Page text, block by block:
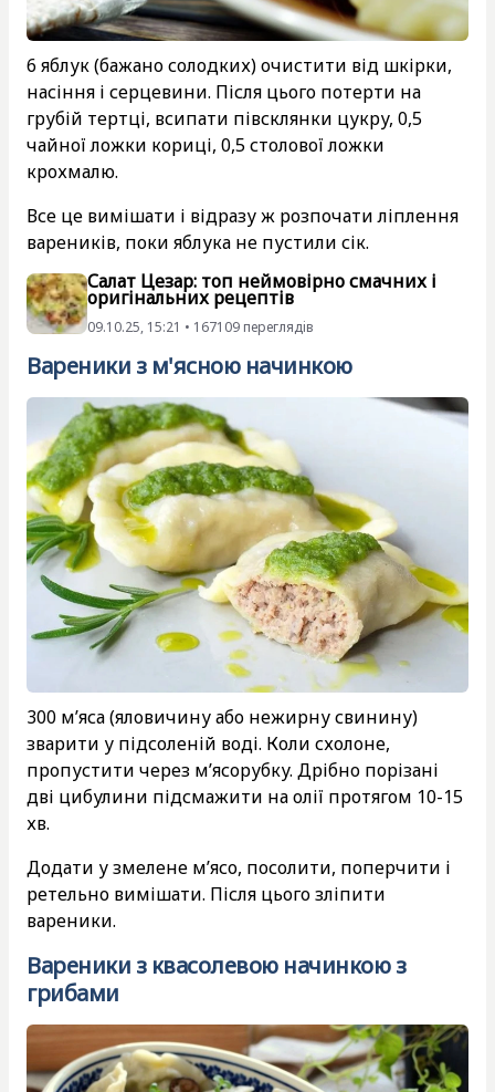
6 яблук (бажано солодких) очистити від шкірки,
насіння і серцевини. Після цього потерти на
грубій тертці, всипати півсклянки цукру, 0,5
чайної ложки кориці, 0,5 столової ложки
крохмалю.
Все це вимішати і відразу ж розпочати ліплення
вареників, поки яблука не пустили сік.
Салат Цезар: топ неймовірно смачних і
оригінальних рецептів
09.10.25, 15:21 • 167109 переглядiв
Вареники з м'ясною начинкою
300 м’яса (яловичину або нежирну свинину)
зварити у підсоленій воді. Коли схолоне,
пропустити через м’ясорубку. Дрібно порізані
дві цибулини підсмажити на олії протягом 10-15
хв.
Додати у змелене м’ясо, посолити, поперчити і
ретельно вимішати. Після цього зліпити
вареники.
Вареники з квасолевою начинкою з
грибами